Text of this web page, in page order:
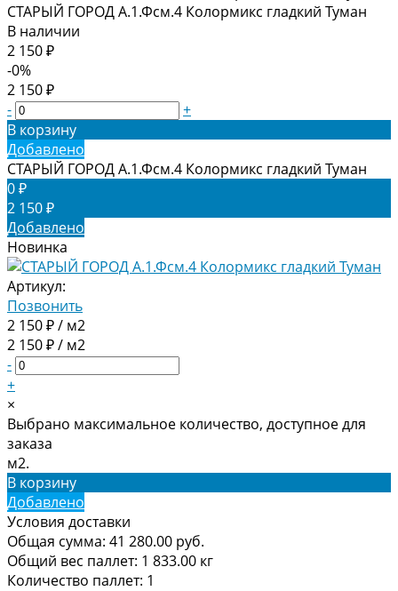
СТАРЫЙ ГОРОД А.1.Фсм.4 Колормикс гладкий Туман
В наличии
2 150 ₽
-0%
2 150 ₽
-
+
В корзину
Добавлено
СТАРЫЙ ГОРОД А.1.Фсм.4 Колормикс гладкий Туман
0 ₽
2 150 ₽
Добавлено
Новинка
Артикул:
Позвонить
2 150 ₽ / м2
2 150 ₽ / м2
-
+
×
Выбрано максимальное количество, доступное для
заказа
м2.
В корзину
Добавлено
Условия доставки
Общая сумма: 41 280.00 руб.
Общий вес паллет: 1 833.00 кг
Количество паллет: 1